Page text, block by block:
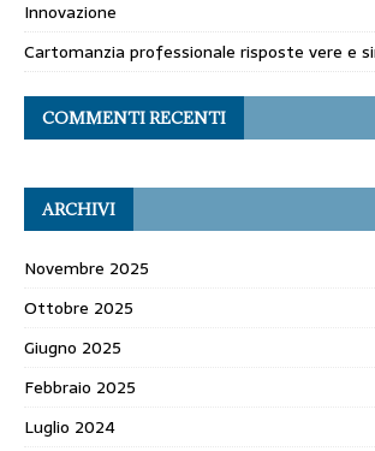
Innovazione
Cartomanzia professionale risposte vere e
COMMENTI RECENTI
ARCHIVI
Novembre 2025
Ottobre 2025
Giugno 2025
Febbraio 2025
Luglio 2024